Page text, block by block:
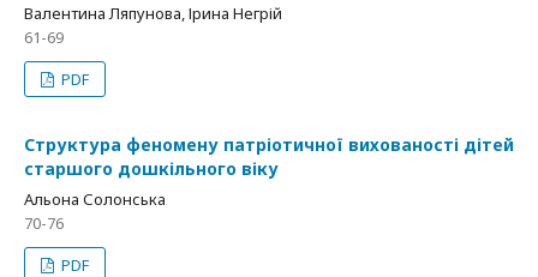
Валентина Ляпунова, Ірина Негрій
61-69
PDF
Структура феномену патріотичної вихованості дітей
старшого дошкільного віку
Альона Солонська
70-76
PDF